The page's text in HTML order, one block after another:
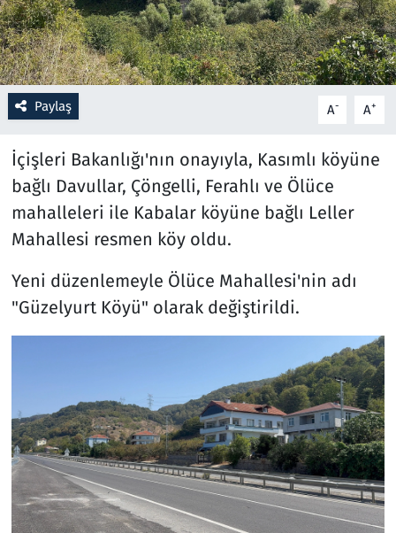
Paylaş A- A+
İçişleri Bakanlığı'nın onayıyla, Kasımlı köyüne
bağlı Davullar, Çöngelli, Ferahlı ve Ölüce
mahalleleri ile Kabalar köyüne bağlı Leller
Mahallesi resmen köy oldu.
Yeni düzenlemeyle Ölüce Mahallesi'nin adı
"Güzelyurt Köyü" olarak değiştirildi.
Rüya Tabirleri
Sağlık
Savunma Sanayi
Seçim 2023
Spor
Teknoloji ve Bilim
Televizyon